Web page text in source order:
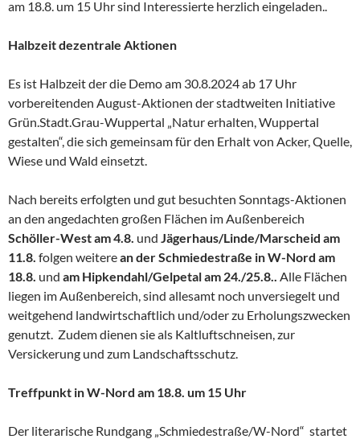
am 18.8. um 15 Uhr sind Interessierte herzlich eingeladen..
Halbzeit dezentrale Aktionen
Es ist Halbzeit der die Demo am 30.8.2024 ab 17 Uhr
vorbereitenden August-Aktionen der stadtweiten Initiative
Grün.Stadt.Grau-Wuppertal „Natur erhalten, Wuppertal
gestalten“, die sich gemeinsam für den Erhalt von Acker, Quelle,
Wiese und Wald einsetzt.
Nach bereits erfolgten und gut besuchten Sonntags-Aktionen
an den angedachten großen Flächen im Außenbereich
Schöller-West am 4.8. und Jägerhaus/Linde/Marscheid am
11.8. folgen weiterean der Schmiedestraße in W-Nord am
18.8. und am Hipkendahl/Gelpetal am 24./25.8.. Alle Flächen
liegen im Außenbereich, sind allesamt noch unversiegelt und
weitgehend landwirtschaftlich und/oder zu Erholungszwecken
genutzt. Zudem dienen sie als Kaltluftschneisen, zur
Versickerung und zum Landschaftsschutz.
Treffpunkt in W-Nord am 18.8. um 15 Uhr
Der literarische Rundgang „Schmiedestraße/W-Nord“ startet